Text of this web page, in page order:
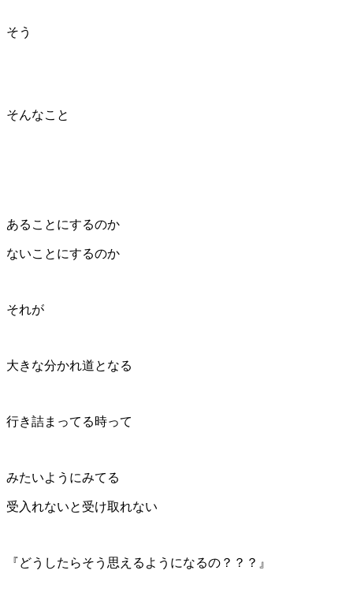
そう
そんなこと
あることにするのか
ないことにするのか
それが
大きな分かれ道となる
行き詰まってる時って
みたいようにみてる
受入れないと受け取れない
『どうしたらそう思えるようになるの？？？』